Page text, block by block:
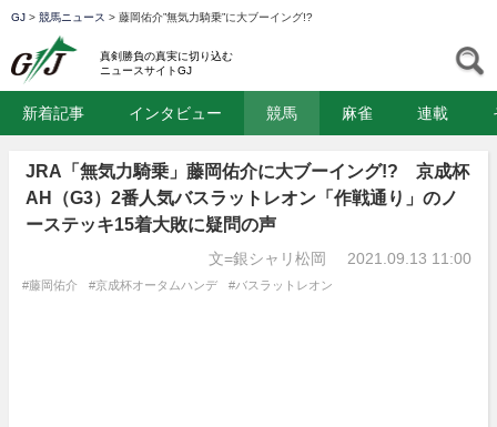
GJ > 競馬ニュース > 藤岡佑介”無気力騎乗”に大ブーイング!?
真剣勝負の真実に切り込む
ニュースサイトGJ
新着記事 インタビュー 競馬 麻雀 連載
JRA「無気力騎乗」藤岡佑介に大ブーイング!? 京成杯
AH（G3）2番人気バスラットレオン「作戦通り」のノ
ーステッキ15着大敗に疑問の声
文=銀シャリ松岡 2021.09.13 11:00
#藤岡佑介 #京成杯オータムハンデ #バスラットレオン